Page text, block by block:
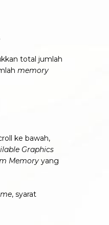
total jumlah
memory
ke bawah,
Graphics
Memory yang
, syarat